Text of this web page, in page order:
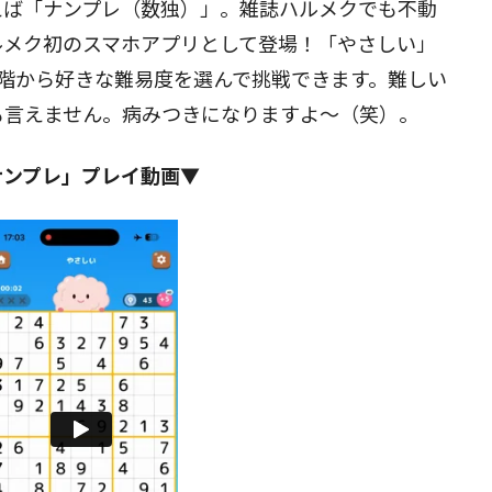
「ナンプレ（数独）」。雑誌ハルメクでも不動
ク初のスマホアプリとして登場！「やさしい」
から好きな難易度を選んで挑戦できます。難しい
えません。病みつきになりますよ～（笑）。
プレ」プレイ動画▼
閉じる